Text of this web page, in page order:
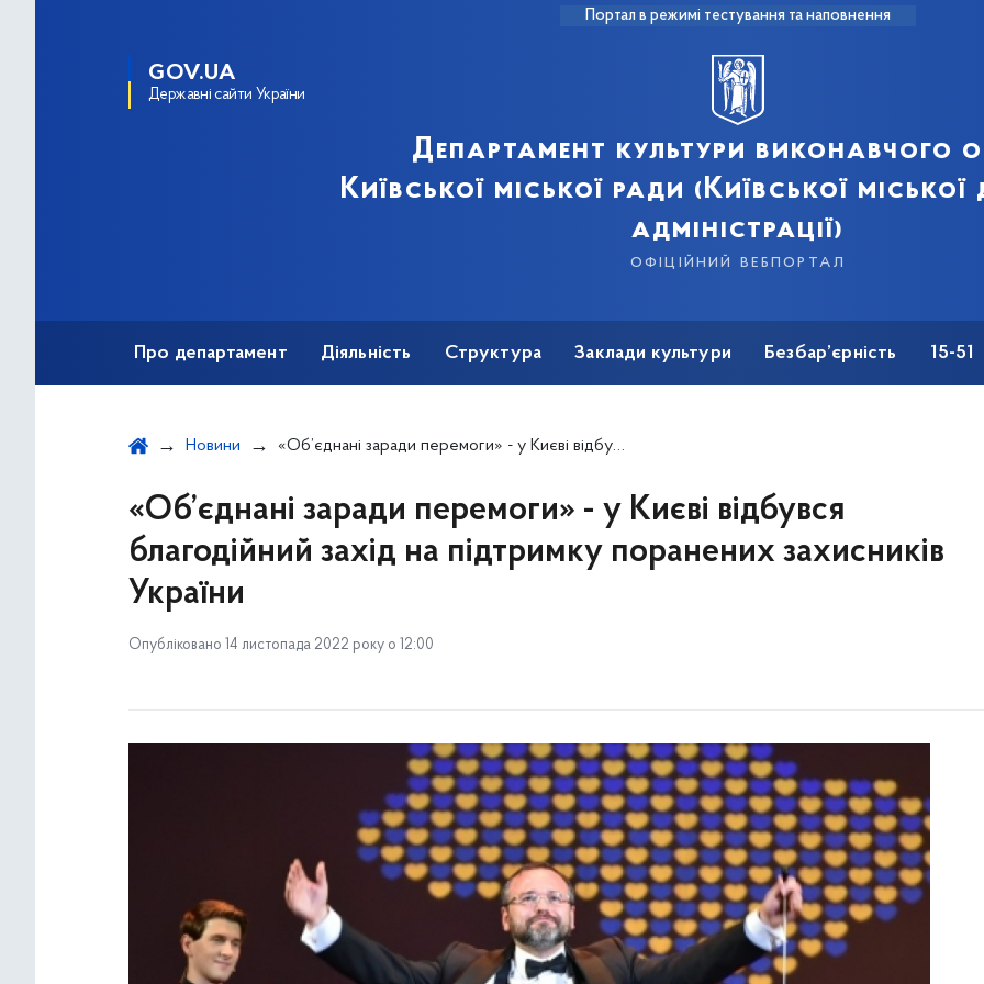
Портал в режимі тестування та наповнення
GOV.UA
Державні сайти України
Департамент культури виконавчого
Київської міської ради (Київської
адміністрації)
офіційний вебпортал
Про департамент Діяльність Структура Заклади культури Безбар’єрність 15-51
Новини «Об’єднані заради перемоги» - у Києві відбувся благодійний захід на підтримку поранених захисників України
«Об’єднані заради перемоги» - у Києві відбувся
благодійний захід на підтримку поранених захисників
України
Опубліковано 14 листопада 2022 року о 12:00